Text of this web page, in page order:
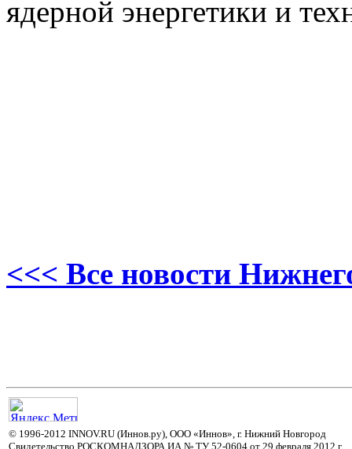
ядерной энергетики и
<<< Все новости
© 1996-2012 INNOV.RU (Иннов.ру), ООО «Иннов», г. Нижний Новгород
Свидетельство РОСКОМНАДЗОРА ИА № ТУ 52-0604 от 29 февраля 2012 г.